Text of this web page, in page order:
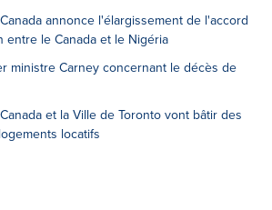
annonce l'élargissement de l'accord
le Canada et le Nigéria
ministre Carney concernant le décès de
et la Ville de Toronto vont bâtir des
locatifs